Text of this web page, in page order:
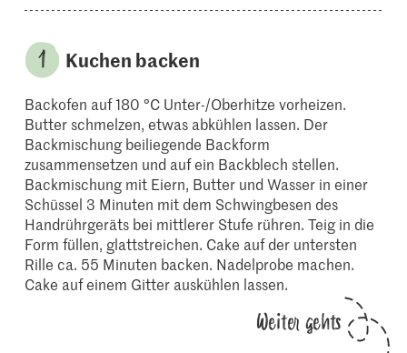
Kuchen backen
Backofen auf 180 °C Unter-/Oberhitze vorheizen.
Butter schmelzen, etwas abkühlen lassen. Der
Backmischung beiliegende Backform
zusammensetzen und auf ein Backblech stellen.
Backmischung mit Eiern, Butter und Wasser in einer
Schüssel 3 Minuten mit dem Schwingbesen des
Handrührgeräts bei mittlerer Stufe rühren. Teig in die
Form füllen, glattstreichen. Cake auf der untersten
Rille ca. 55 Minuten backen. Nadelprobe machen.
Cake auf einem Gitter auskühlen lassen.
Weiter gehts